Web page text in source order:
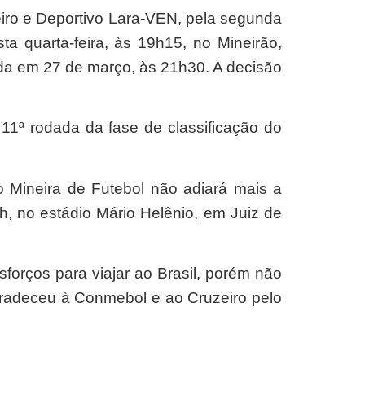
e Deportivo Lara-VEN, pela segunda
quarta-feira, às 19h15, no Mineirão,
em 27 de março, às 21h30. A decisão
rodada da fase de classificação do
Mineira de Futebol não adiará mais a
no estádio Mário Helênio, em Juiz de
para viajar ao Brasil, porém não
à Conmebol e ao Cruzeiro pelo